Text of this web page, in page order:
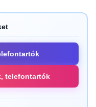
telefontartók